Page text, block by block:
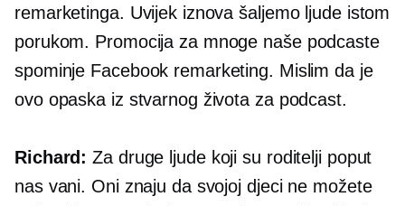
remarketinga. Uvijek iznova šaljemo ljude istom
porukom. Promocija za mnoge naše podcaste
spominje Facebook remarketing. Mislim da je
ovo opaska iz stvarnog života za podcast.
Richard: Za druge ljude koji su roditelji poput
nas vani. Oni znaju da svojoj djeci ne možete